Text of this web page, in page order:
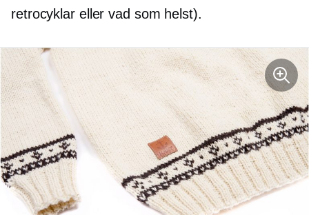
retrocyklar eller vad som helst).